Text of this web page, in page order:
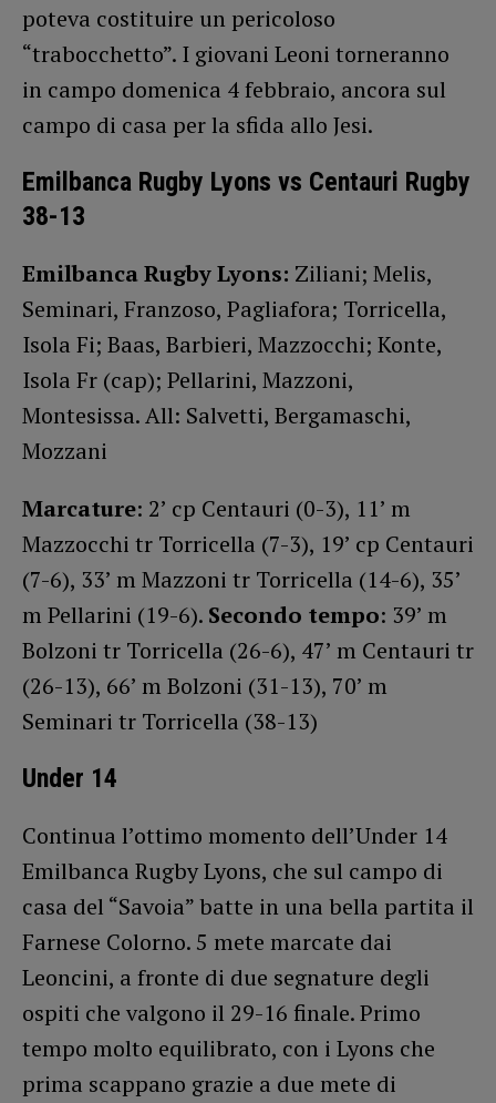
poteva costituire un pericoloso
“trabocchetto”. I giovani Leoni torneranno
in campo domenica 4 febbraio, ancora sul
campo di casa per la sfida allo Jesi.
Emilbanca Rugby Lyons vs Centauri Rugby
38-13
Emilbanca Rugby Lyons: Ziliani; Melis,
Seminari, Franzoso, Pagliafora; Torricella,
Isola Fi; Baas, Barbieri, Mazzocchi; Konte,
Isola Fr (cap); Pellarini, Mazzoni,
Montesissa. All: Salvetti, Bergamaschi,
Mozzani
Marcature: 2’ cp Centauri (0-3), 11’ m
Mazzocchi tr Torricella (7-3), 19’ cp Centauri
(7-6), 33’ m Mazzoni tr Torricella (14-6), 35’
m Pellarini (19-6). Secondo tempo: 39’ m
Bolzoni tr Torricella (26-6), 47’ m Centauri tr
(26-13), 66’ m Bolzoni (31-13), 70’ m
Seminari tr Torricella (38-13)
Under 14
Continua l’ottimo momento dell’Under 14
Emilbanca Rugby Lyons, che sul campo di
casa del “Savoia” batte in una bella partita il
Farnese Colorno. 5 mete marcate dai
Leoncini, a fronte di due segnature degli
ospiti che valgono il 29-16 finale. Primo
tempo molto equilibrato, con i Lyons che
prima scappano grazie a due mete di